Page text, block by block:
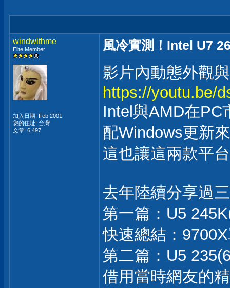
windwithme
Elite Member
加入日期: Feb 2001
您的住址: 台灣
文章: 6,497
風冷實測！Intel U7
影片內動態外觀
https://youtu.be/
Intel與AMD在PC
配Windows更新
這也讓這兩款平
去年陸續分享過
第一篇：U5
快速總結：
第二篇：U5
借用當時網友的